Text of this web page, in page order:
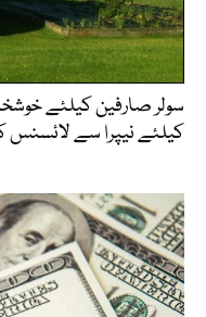
کیلئے نیپرا سے